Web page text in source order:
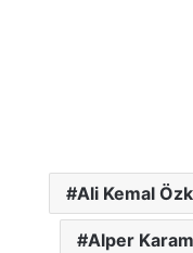
Ali Kemal
Alper